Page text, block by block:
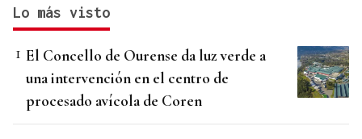
Lo más visto
El Concello de Ourense da luz verde a
una intervención en el centro de
procesado avícola de Coren